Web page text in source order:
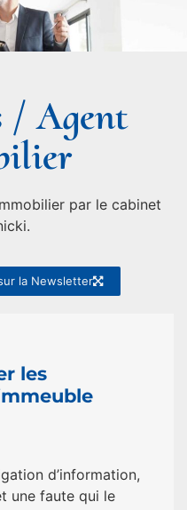
/ Agent
par le cabinet
la Newsletter
les
d’information,
une faute qui le